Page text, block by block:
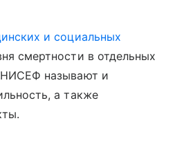
и социальных
смертности в отдельных
называют и
а также